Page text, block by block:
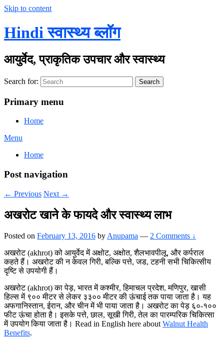
Skip to content
Hindi स्वास्थ्य ब्लॉग
आयुर्वेद, प्राकृतिक उपचार और स्वास्थ्य
Search for: Search
Primary menu
Home
Menu
Home
Post navigation
← Previous Next →
अखरोट खाने के फायदे और स्वास्थ्य लाभ
Posted on February 13, 2016 byAnupama — 2 Comments ↓
अखरोट (akhrot) को आयुर्वेद में अक्षोट, अक्षोत, शैलभावपीलू, और कर्पराल
कहते हैं। अखरोट की न केवल गिरी, बल्कि पत्ते, जड, टहनी सभी चिकित्सीय
दृष्टि से उपयोगी हैं।
अखरोट (akhrot) का पेड़, भारत में कश्मीर, हिमाचल प्रदेश, मणिपुर, खासी
हिल्स में ९०० मीटर से लेकर ३३०० मीटर की ऊंचाई तक पाया जाता है। यह
अफगानिस्तान, ईरान, और चीन में भी पाया जाता है। अखरोट का पेड़ ६०-१००
फीट ऊंचा होता है। इसके पत्ते, छाल, सूखी गिरी, तेल का पारम्परिक चिकित्सा
में उपयोग किया जाता है। Read in English here aboutWalnut Health
Benefits.